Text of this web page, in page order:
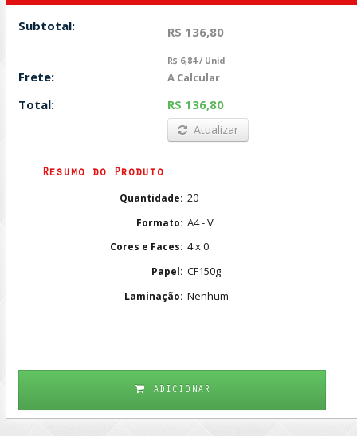
Subtotal: R$ 136,80
R$ 6,84 / Unid
Frete: A Calcular
Total: R$ 136,80
Atualizar
Resumo do Produto
Quantidade: 20
Formato: A4 - V
Cores e Faces: 4 x 0
Papel: CF150g
Laminação: Nenhum
ADICIONAR